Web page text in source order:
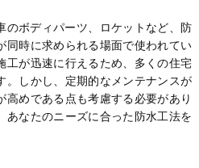
のボディパーツ、ロケットなど、防
同時に求められる場面で使われてい
工が迅速に行えるため、多くの住宅
。しかし、定期的なメンテナンスが
高めである点も考慮する必要があり
あなたのニーズに合った防水工法を